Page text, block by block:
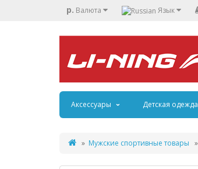
р. Валюта Язык
Аксессуары Детская одежда
Мужские спортивные товары